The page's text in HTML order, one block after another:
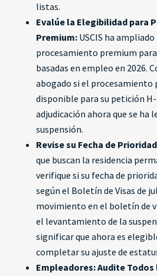
listas.
Evalúe la Elegibilidad para
Premium:USCIS ha
procesamiento premium
basadas en empleo en 2026.
abogado si el procesamiento
disponible para su petición
adjudicación ahora que se ha
suspensión.
Revise su Fecha de
que buscan la residencia
verifique si su fecha de
según el Boletín de Visas de
movimiento en el boletín de
el levantamiento de la
significar que ahora es
completar su ajuste de
Empleadores: Audite Todos